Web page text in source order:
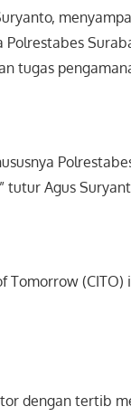
tugas
tutur Agus
dengan tertib